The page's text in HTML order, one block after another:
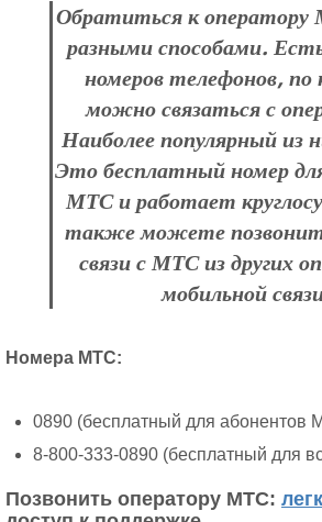
Обратиться к
разными способами.
номеров телефонов,
можно связаться с
Наиболее популярный из
Это бесплатный номер
МТС и работает
также можете
связи с МТС из других
мобильной
Номера МТС:
0890 (бесплатный для абонентов
8-800-333-0890 (бесплатный для
Позвонить оператору МТС: